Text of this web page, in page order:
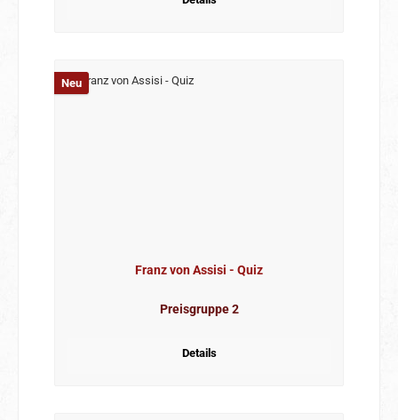
Neu
Franz von Assisi - Quiz
Preisgruppe 2
Details